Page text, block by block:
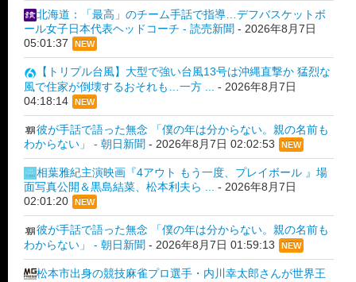
北海道：「最高」のチーム手話で指導…デフバスケットボ
ール女子日本代表ヘッドコーチ - 読売新聞 - 2026年8月7日
05:01:37
NEW
【トリプル台風】大型で強い台風13号は沖縄直撃か 猛烈な
風で住家が倒壊するおそれも…一方 ...
- 2026年8月7日
04:18:14
NEW
彼が手話で語った無念 「僕の年は分からない。親の名前も
わからない」 - 朝日新聞 - 2026年8月7日 02:02:53 NEW
相葉雅紀主演映画『4アウト もう一度、プレイボール 』場
面写真公開＆黒島結菜、松本利夫ら ... - 2026年8月7日
02:01:20
NEW
彼が手話で語った無念 「僕の年は分からない。親の名前も
わからない」 - 朝日新聞 - 2026年8月7日 01:59:13 NEW
松本市出身の競技麻雀プロ選手・内川幸太郎さんが世界王